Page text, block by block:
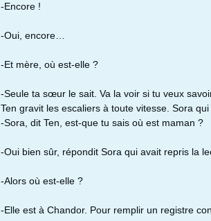
-Encore !
-Oui, encore…
-Et mère, où est-elle ?
-Seule ta sœur le sait. Va la voir si tu veux
Ten gravit les escaliers à toute vitesse. Sora
-Sora, dit Ten, est-que tu sais où est maman ?
-Oui bien sûr, répondit Sora qui avait repris la
-Alors où est-elle ?
-Elle est à Chandor. Pour remplir un registre